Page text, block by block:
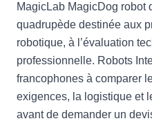
MagicLab MagicDog robot
quadrupède destinée aux
robotique, à l’évaluation
professionnelle. Robots
francophones à comparer
exigences, la logistique et
avant de demander un